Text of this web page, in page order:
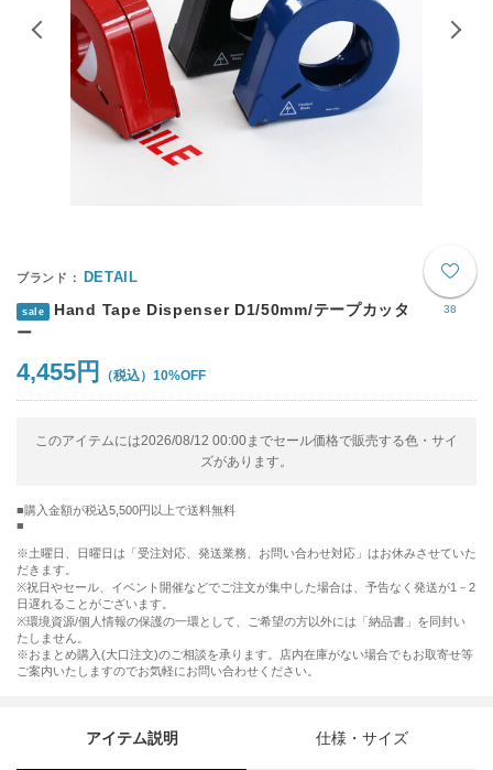
38
DETAIL
sale
Hand Tape Dispenser D1/50mm/テープカッタ
ー
4,455円 10%OFF
このアイテムには2026/08/12 00:00までセール価格で販売する色・サイ
ズがあります。
購入金額が税込5,500円以上で送料無料
※土曜日、日曜日は「受注対応、発送業務、お問い合わせ対応」はお休みさせていた
だきます。
※祝日やセール、イベント開催などでご注文が集中した場合は、予告なく発送が1－2
日遅れることがございます。
※環境資源/個人情報の保護の一環として、ご希望の方以外には「納品書」を同封い
たしません。
※おまとめ購入(大口注文)のご相談を承ります。店内在庫がない場合でもお取寄せ等
ご案内いたしますのでお気軽にお問い合わせください。
アイテム説明 仕様・サイズ